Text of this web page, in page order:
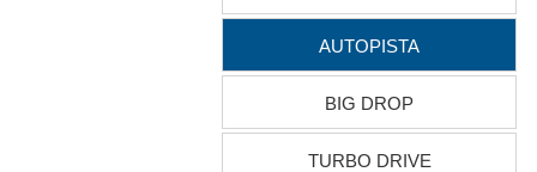
AUTOPISTA
BIG DROP
TURBO DRIVE